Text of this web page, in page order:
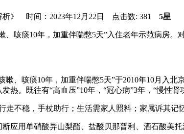
析》 时间：2023年12月22日 点击数: 381 5星
、咳痰10年，加重伴喘憋5天”入住老年示范病房。
嗽、咳痰10年，加重伴喘憋5天”于2010年10月入
热。既往有“高血压”10年，“冠心病”3年，“慢性
走不稳，手杖助行；生活需家人照料；家属诉其
应用单硝酸异山梨酯、盐酸贝那普利、酒石酸美